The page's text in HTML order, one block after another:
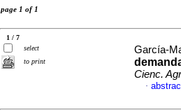
page 1 of 1
1 / 7
select
to print
García-
Cienc.
·